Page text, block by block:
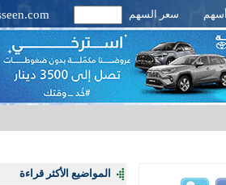
سعر السهم
المواضيع الأكثر قراءة